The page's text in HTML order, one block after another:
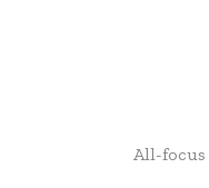
All-focus